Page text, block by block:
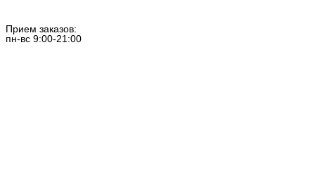
Прием заказов:
пн-вс 9:00-21:00